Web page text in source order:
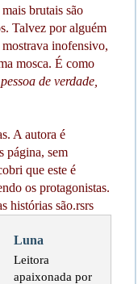
brutais são
Talvez por alguém
inofensivo,
mosca. É como
de verdade,
A autora é
página, sem
que este é
os protagonistas.
histórias são.rsrs
Luna
Leitora
apaixonada por